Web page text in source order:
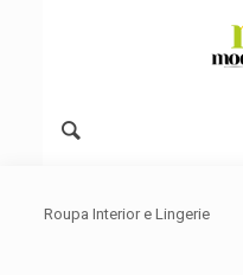
Roupa Interior e Lingerie